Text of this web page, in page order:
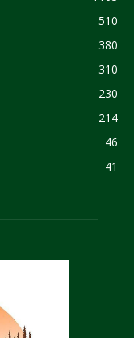
510
380
310
230
214
46
41